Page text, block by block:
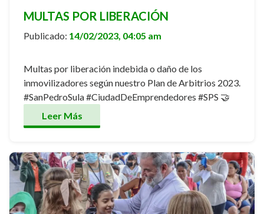
MULTAS POR LIBERACIÓN
Publicado: 14/02/2023, 04:05 am
Multas por liberación indebida o daño de los
inmovilizadores según nuestro Plan de Arbitrios 2023.
#SanPedroSula #CiudadDeEmprendedores #SPS 🤝
Leer Más